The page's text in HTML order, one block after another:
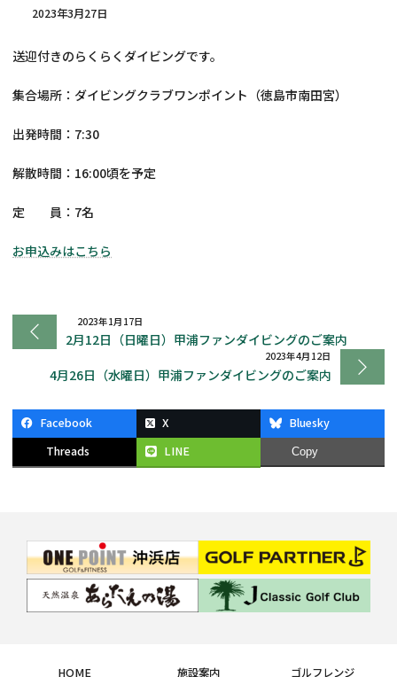
2023年3月27日
送迎付きのらくらくダイビングです。
集合場所：ダイビングクラブワンポイント（徳島市南田宮）
出発時間：7:30
解散時間：16:00頃を予定
定 員：7名
お申込みはこちら
2023年1月17日
2月12日（日曜日）甲浦ファンダイビングのご案内
2023年4月12日
4月26日（水曜日）甲浦ファンダイビングのご案内
Facebook X
Bluesky
Threads
LINE Copy
HOME 施設案内 ゴルフレンジ